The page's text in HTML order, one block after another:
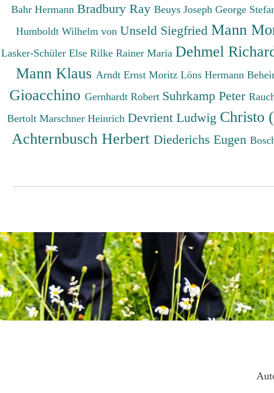
Bahr Hermann Bradbury Ray Beuys Joseph George
Humboldt Wilhelm von Unseld Siegfried Mann
Lasker-Schüler Else Rilke Rainer Maria Dehmel
Mann Klaus Arndt Ernst Moritz Löns Hermann
Gioacchino Gernhardt Robert Suhrkamp Peter
Bertolt Marschner Heinrich Devrient Ludwig Christo
Achternbusch Herbert Diederichs Eugen